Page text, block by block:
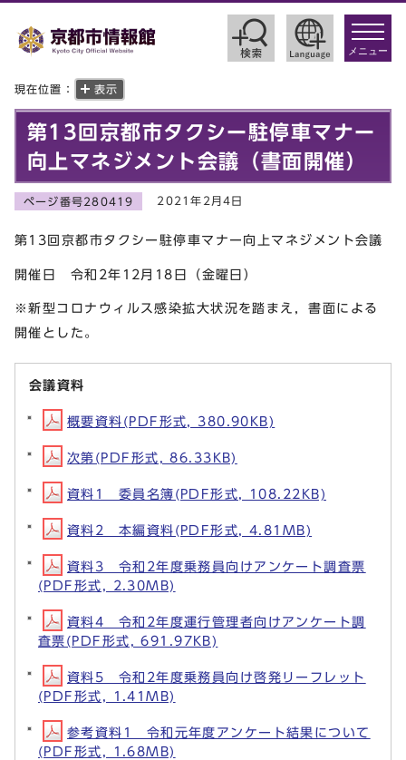
toggle
メニュー
現在位置： 表示
第13回京都市タクシー駐停車マナー
向上マネジメント会議（書面開催）
ページ番号280419 2021年2月4日
第13回京都市タクシー駐停車マナー向上マネジメント会議
開催日 令和2年12月18日（金曜日）
※新型コロナウィルス感染拡大状況を踏まえ，書面による
開催とした。
会議資料
概要資料(PDF形式, 380.90KB)
次第(PDF形式, 86.33KB)
資料1 委員名簿(PDF形式, 108.22KB)
資料2 本編資料(PDF形式, 4.81MB)
資料3 令和2年度乗務員向けアンケート調査票
(PDF形式, 2.30MB)
資料4 令和2年度運行管理者向けアンケート調
査票(PDF形式, 691.97KB)
資料5 令和2年度乗務員向け啓発リーフレット
(PDF形式, 1.41MB)
参考資料1 令和元年度アンケート結果について
(PDF形式, 1.68MB)